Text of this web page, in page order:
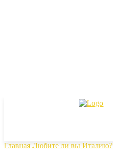
Главная Любите ли вы Италию?